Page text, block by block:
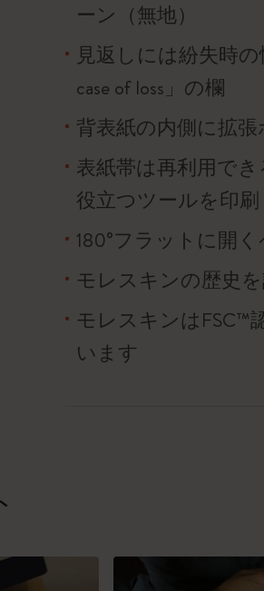
ーン（無地）
見返しには紛失時
case of loss」の欄
背表紙の内側に拡張
表紙帯は再利用で
役立つツールを印刷
180°フラットに開
モレスキンの歴史
モレスキンはFSC™
います